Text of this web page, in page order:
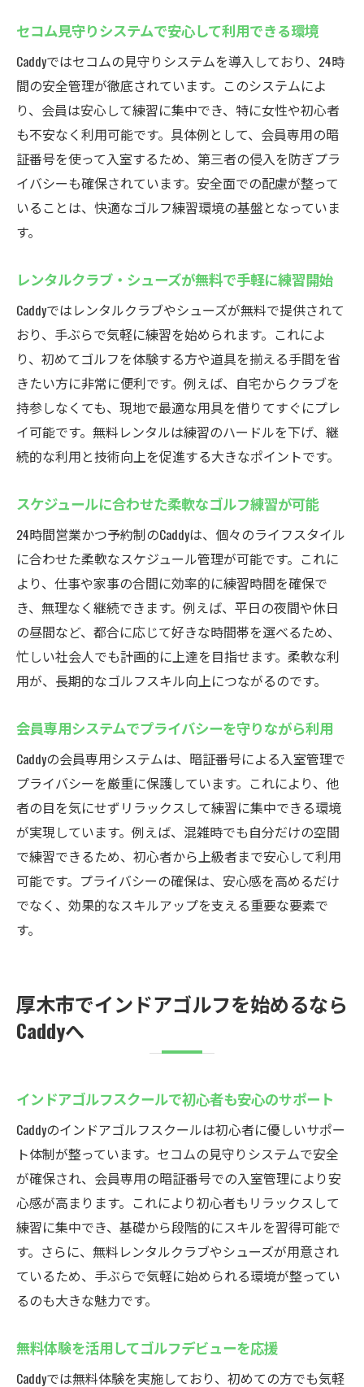
利点
ーを体験
インドアゴルフスクールで最新設備を体感
しよう
世界のコースを再現するシミュレーション
技術
スイング解析で理想的なフォームを目指す
データで見る自分の成長と練習成果の確認
Caddyの最新ゴルフ体験を無料で試すチャン
ス
セコム見守りシステムで安心して利用できる環境
Caddyではセコムの見守りシステムを導入しており、24時
間の安全管理が徹底されています。このシステムによ
り、会員は安心して練習に集中でき、特に女性や初心者
も不安なく利用可能です。具体例として、会員専用の暗
証番号を使って入室するため、第三者の侵入を防ぎプラ
イバシーも確保されています。安全面での配慮が整って
いることは、快適なゴルフ練習環境の基盤となっていま
す。
レンタルクラブ・シューズが無料で手軽に練習開始
Caddyではレンタルクラブやシューズが無料で提供されて
おり、手ぶらで気軽に練習を始められます。これによ
り、初めてゴルフを体験する方や道具を揃える手間を省
きたい方に非常に便利です。例えば、自宅からクラブを
持参しなくても、現地で最適な用具を借りてすぐにプレ
イ可能です。無料レンタルは練習のハードルを下げ、継
続的な利用と技術向上を促進する大きなポイントです。
スケジュールに合わせた柔軟なゴルフ練習が可能
24時間営業かつ予約制のCaddyは、個々のライフスタイル
に合わせた柔軟なスケジュール管理が可能です。これに
より、仕事や家事の合間に効率的に練習時間を確保で
き、無理なく継続できます。例えば、平日の夜間や休日
の昼間など、都合に応じて好きな時間帯を選べるため、
忙しい社会人でも計画的に上達を目指せます。柔軟な利
用が、長期的なゴルフスキル向上につながるのです。
会員専用システムでプライバシーを守りながら利用
Caddyの会員専用システムは、暗証番号による入室管理で
プライバシーを厳重に保護しています。これにより、他
者の目を気にせずリラックスして練習に集中できる環境
が実現しています。例えば、混雑時でも自分だけの空間
で練習できるため、初心者から上級者まで安心して利用
可能です。プライバシーの確保は、安心感を高めるだけ
でなく、効果的なスキルアップを支える重要な要素で
す。
厚木市でインドアゴルフを始めるなら
Caddyへ
インドアゴルフスクールで初心者も安心のサポート
Caddyのインドアゴルフスクールは初心者に優しいサポー
ト体制が整っています。セコムの見守りシステムで安全
が確保され、会員専用の暗証番号での入室管理により安
心感が高まります。これにより初心者もリラックスして
練習に集中でき、基礎から段階的にスキルを習得可能で
す。さらに、無料レンタルクラブやシューズが用意され
ているため、手ぶらで気軽に始められる環境が整ってい
るのも大きな魅力です。
無料体験を活用してゴルフデビューを応援
Caddyでは無料体験を実施しており、初めての方でも気軽